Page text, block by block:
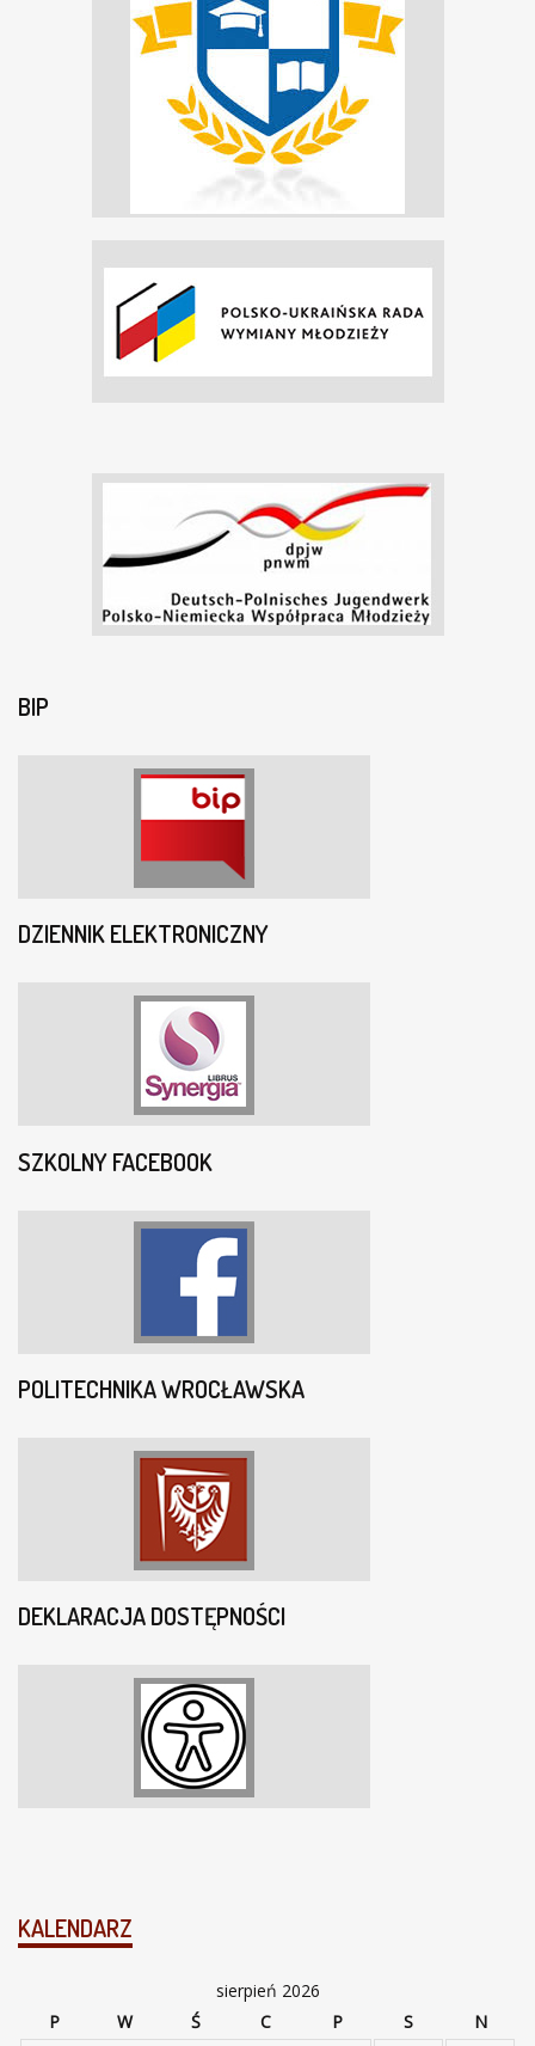
BIP
DZIENNIK ELEKTRONICZNY
SZKOLNY FACEBOOK
POLITECHNIKA WROCŁAWSKA
DEKLARACJA DOSTĘPNOŚCI
KALENDARZ
sierpień 2026
P
W Ś C P S
N